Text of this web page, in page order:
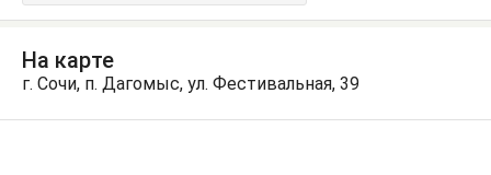
На карте
г. Сочи, п. Дагомыс, ул. Фестивальная, 39